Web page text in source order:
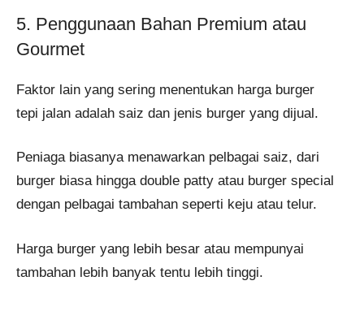
5. Penggunaan Bahan Premium atau
Gourmet
Faktor lain yang sering menentukan harga burger
tepi jalan adalah saiz dan jenis burger yang dijual.
Peniaga biasanya menawarkan pelbagai saiz, dari
burger biasa hingga double patty atau burger special
dengan pelbagai tambahan seperti keju atau telur.
Harga burger yang lebih besar atau mempunyai
tambahan lebih banyak tentu lebih tinggi.